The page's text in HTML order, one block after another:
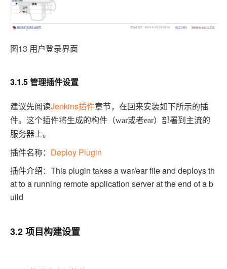
图13 用户登录界面
3.1.5 管理插件设置
建议先阅读Jenkins插件章节，在回来安装如下所示的插
件。这个插件将生成的构件（war或者ear）部署到主流的
服务器上。
插件名称： Deploy Plugin
插件介绍：This plugin takes a war/ear file and deploys th
at to a running remote application server at the end of a b
uild
3.2 项目构建设置